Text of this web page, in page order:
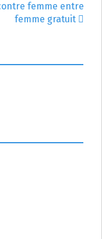
femme entre
femme gratuit